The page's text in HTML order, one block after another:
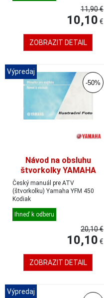
11,90 €
10,10 €
ZOBRAZIT DETAIL
Výpredaj
-50%
Návod na obsluhu
štvorkolky YAMAHA
YFM 450, český
Český manuál pre ATV
(štvorkolku) Yamaha YFM 450
Kodiak
Ihneď k odberu
20,10 €
10,10 €
ZOBRAZIT DETAIL
Výpredaj